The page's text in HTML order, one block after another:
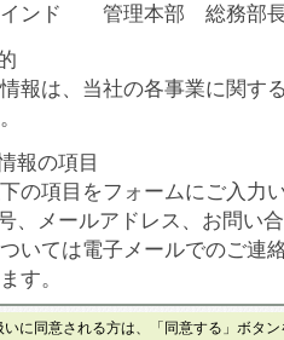
インド 管理本部 総務部
報は、当社の各事業に関す
報の項目
の項目をフォームにご入力
、メールアドレス、お問い
いては電子メールでのご連
す。
きない方法による個人情報
いに同意される方は、「同意する」ボタ